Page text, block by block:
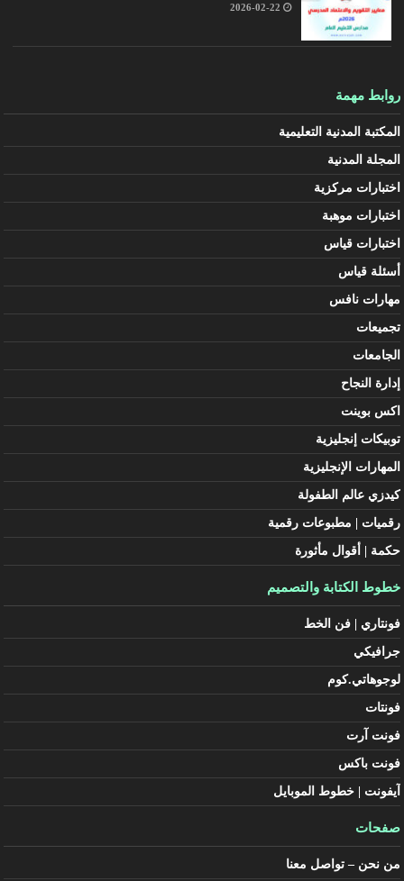
2026-02-22
روابط مهمة
المكتبة المدنية التعليمية
المجلة المدنية
اختبارات مركزية
اختبارات موهبة
اختبارات قياس
أسئلة قياس
مهارات نافس
تجميعات
الجامعات
إدارة النجاح
اكس بوينت
توبيكات إنجليزية
المهارات الإنجليزية
كيدزي عالم الطفولة
رقميات | مطبوعات رقمية
حكمة | أقوال مأثورة
خطوط الكتابة والتصميم
فونتاري | فن الخط
جرافيكي
لوجوهاتي.كوم
فونتات
فونت آرت
فونت باكس
آيفونت | خطوط الموبايل
صفحات
من نحن – تواصل معنا